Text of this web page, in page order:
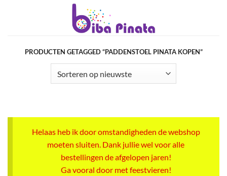
PRODUCTEN GETAGGED “PADDENSTOEL PINATA KOPEN”
Helaas heb ik door omstandigheden de webshop
moeten sluiten. Dank jullie wel voor alle
bestellingen de afgelopen jaren!
Ga vooral door met feestvieren!